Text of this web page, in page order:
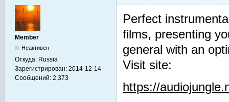
Member
Неактивен
Откуда: Russia
Зарегистрирован: 2014-12-14
Сообщений: 2,373
Perfect
films, presenting
general with an
Visit site:
https://